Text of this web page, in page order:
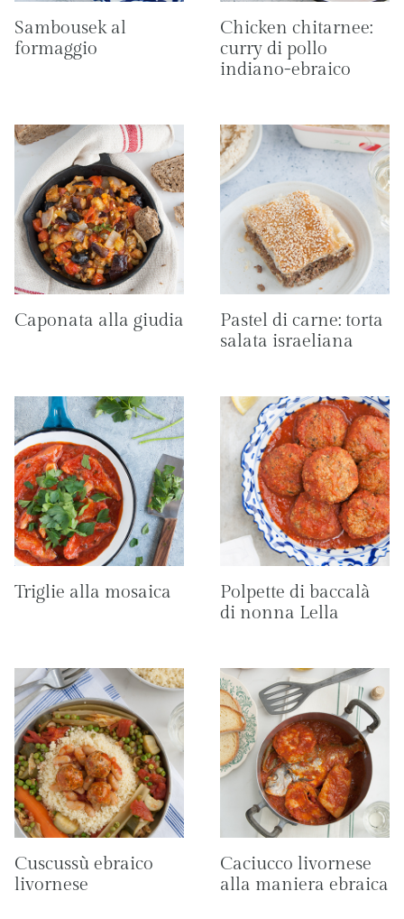
Sambousek al
formaggio
Chicken chitarnee:
curry di pollo
indiano-ebraico
Caponata alla giudia
Pastel di carne: torta
salata israeliana
Triglie alla mosaica
Polpette di baccalà
di nonna Lella
Cuscussù ebraico
livornese
Caciucco livornese
alla maniera ebraica